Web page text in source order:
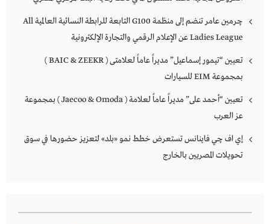
چرمين عامر تنضم إلى منظمة G100 التابعة للرابطة النسائية العالمية All
Ladies League عن الإعلام الرقمي والتجارة الإلكترونية
تعيين “تيمور إسماعيل” مديراً عاماً لعلامتى ( BAIC & ZEEKR )
بمجموعة EIM للسيارات
تعيين “أحمد على” مديراً عاماً لعلامة ( Jaecoo & Omoda ) بمجموعة
عز العرب
إي اف چي فاينانس تستعرض خطط نمو «بلد» لتعزيز حضورها في سوق
تحويلات المصريين بالخارج